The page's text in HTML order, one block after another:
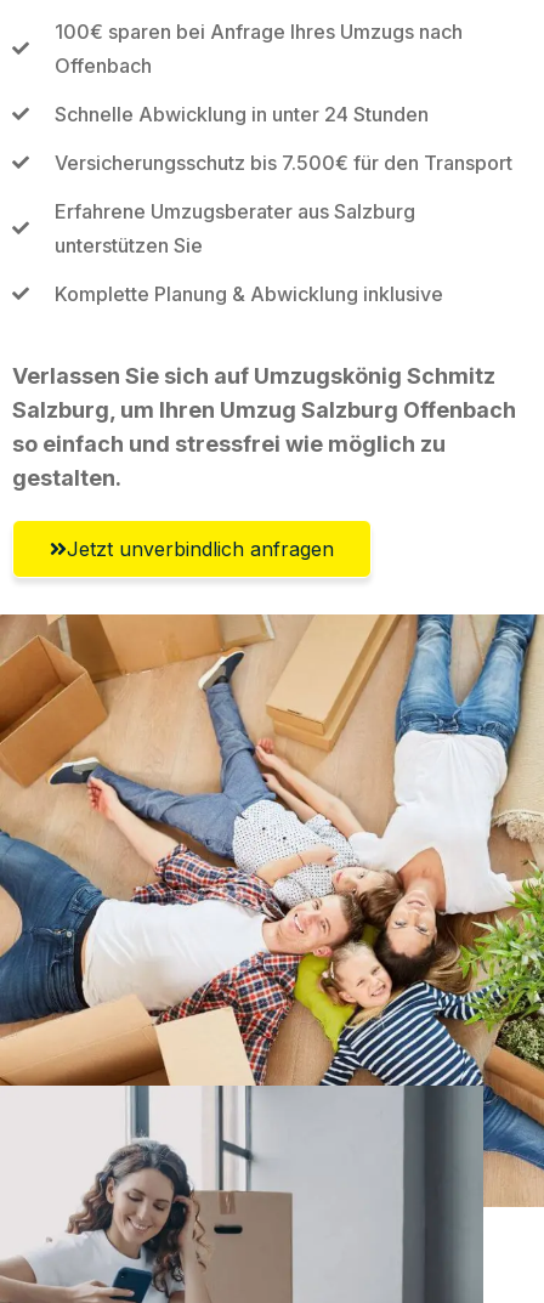
100€ sparen bei Anfrage Ihres Umzugs nach
Offenbach
Schnelle Abwicklung in unter 24 Stunden
Versicherungsschutz bis 7.500€ für den Transport
Erfahrene Umzugsberater aus Salzburg
unterstützen Sie
Komplette Planung & Abwicklung inklusive
Verlassen Sie sich auf Umzugskönig Schmitz
Salzburg, um Ihren Umzug Salzburg Offenbach
so einfach und stressfrei wie möglich zu
gestalten.
Jetzt unverbindlich anfragen